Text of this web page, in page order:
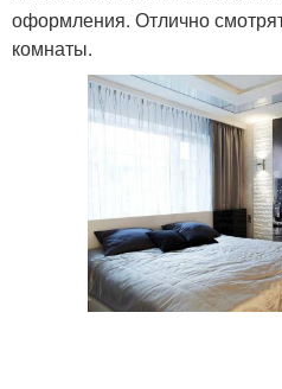
оформления. Отлично
комнаты.